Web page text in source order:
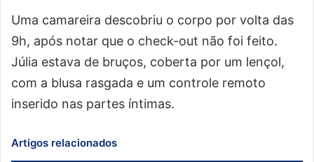
Uma camareira descobriu o corpo por volta das
9h, após notar que o check-out não foi feito.
Júlia estava de bruços, coberta por um lençol,
com a blusa rasgada e um controle remoto
inserido nas partes íntimas.
Artigos relacionados